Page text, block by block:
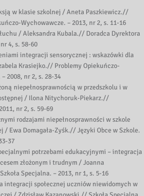
w klasie szkolnej / Aneta Paszkiewicz.//
Wychowawcze. – 2013, nr 2, s. 11-16
/ Aleksandra Kubala.// Doradca Dyrektora
4, s. 58-60
integracji sensorycznej : wskazówki dla
Krasiejko.// Problemy Opiekuńczo-
2008, nr 2, s. 28-34
niepełnosprawnością w przedszkolu i w
/ Ilona Nitychoruk-Piekarz.//
nr 2, s. 59-69
rodzajami niepełnosprawności w szkole
/ Ewa Domagała-Zyśk.// Języki Obce w Szkole.
37
potrzebami edukacyjnymi – integracja
złożonym i trudnym / Joanna
Specjalna. – 2013, nr 1, s. 5-16
integracji społecznej uczniów niewidomych w